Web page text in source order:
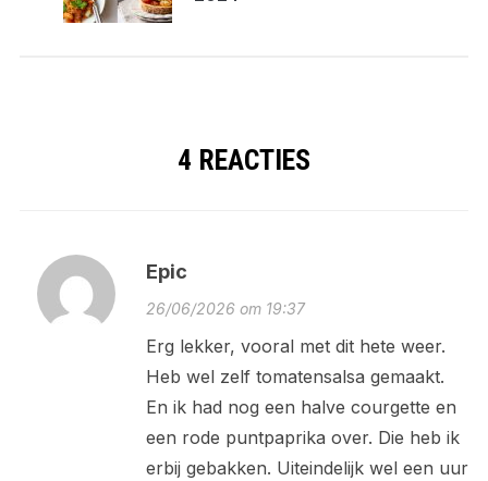
4 REACTIES
Epic
26/06/2026 om 19:37
Erg lekker, vooral met dit hete weer.
Heb wel zelf tomatensalsa gemaakt.
En ik had nog een halve courgette en
een rode puntpaprika over. Die heb ik
erbij gebakken. Uiteindelijk wel een uur